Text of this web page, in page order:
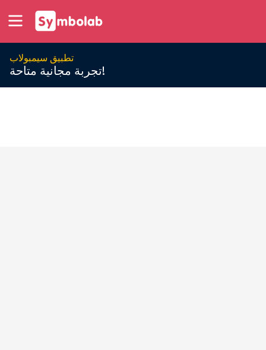
تطبيق سيمبولاب
تجربة مجانية متاحة!